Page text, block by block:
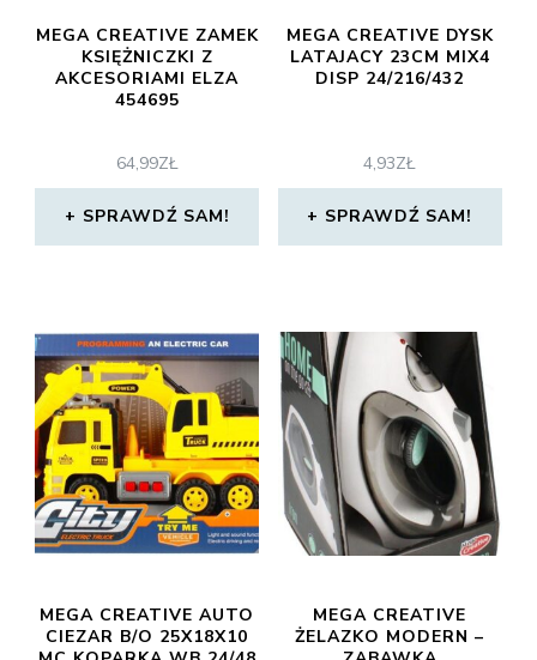
MEGA CREATIVE ZAMEK
KSIĘŻNICZKI Z
AKCESORIAMI ELZA
454695
64,99ZŁ
SPRAWDŹ SAM!
MEGA CREATIVE DYSK
LATAJACY 23CM MIX4
DISP 24/216/432
4,93ZŁ
SPRAWDŹ SAM!
MEGA CREATIVE AUTO
CIEZAR B/O 25X18X10
MEGA CREATIVE
ŻELAZKO MODERN –